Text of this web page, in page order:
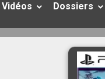
Vidéos Dossiers